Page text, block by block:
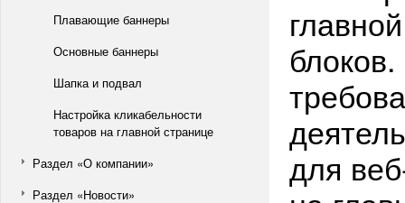
Плавающие баннеры
Основные баннеры
Шапка и подвал
Настройка кликабельности
товаров на главной странице
Раздел «О компании»
Раздел «Новости»
для